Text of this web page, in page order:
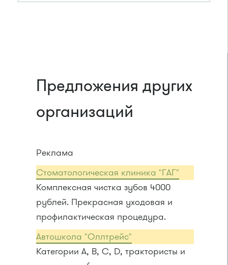
Предложения других
организаций
Реклама
Стоматологическая клиника "ГАГ"
Комплексная чистка зубов 4000
рублей. Прекрасная уходовая и
профилактическая процедура.
Автошкола "Оллтрейс"
Категории A, B, C, D, трактористы и